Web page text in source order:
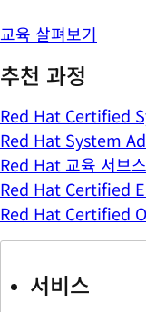
교육 살펴보기
추천 과정
Red Hat Certified
Red Hat System
Red Hat 교육 서브
Red Hat Certified
Red Hat Certified
서비스